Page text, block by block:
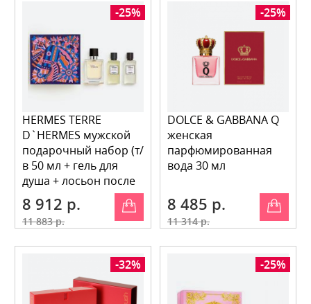
-25%
HERMES TERRE
D`HERMES мужской
подарочный набор (т/
в 50 мл + гель для
душа + лосьон после
бритья)
8 912 р.
11 883 р.
-25%
DOLCE & GABBANA Q
женская
парфюмированная
вода 30 мл
8 485 р.
11 314 р.
-32% -25%